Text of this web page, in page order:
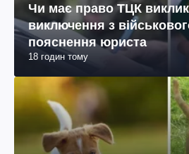
Чи має право ТЦК
виключення з
пояснення юриста
18 годин тому